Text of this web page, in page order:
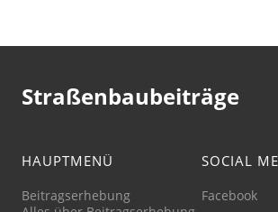
Straßenbaubeiträge
HAUPTMENÜ
Beitragserhebung
SOCIAL
Facebook